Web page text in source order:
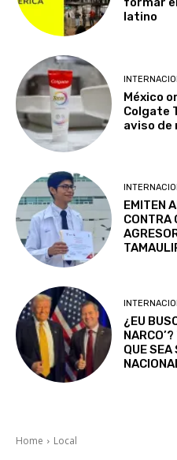
latino
México
Colgate
aviso
EMITEN
CONTRA
¿EU
QUE SEA